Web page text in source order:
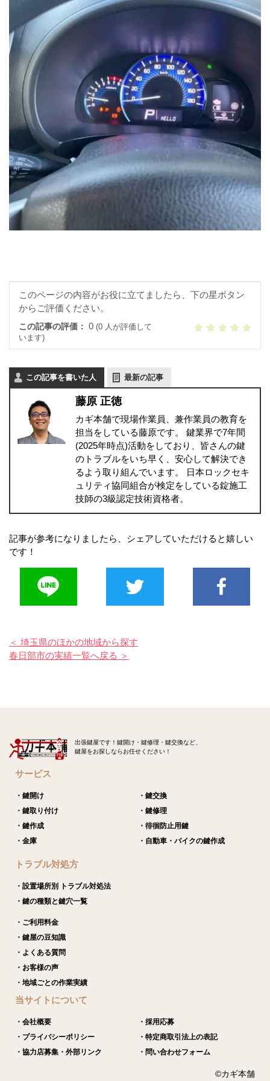
このページの内容がお役に立てましたら、下の星ボタン
からご評価ください。
この記事の評価： 0 (0 人が評価して
います)
この記事を書いた人 最新の記事
藤原 正徳
カギ本舗で現場作業員、兼作業員の教育を
担当をしている藤原です。 鍵業界で7年間
(2025年時点)活動をしており、皆さんの鍵
のトラブルをいち早く、安心して解決でき
るよう取り組んでいます。 日本ロックセキ
ュリティ協同組合が検定をしている錠施工
技師の3級認定技術資格者。
記事が参考になりましたら、シェアしていただけると嬉しい
です！
＜ 埼玉県のほかの地域から探す
春日部市の実績一覧へ戻る ＞
出張鍵屋です！鍵開け・鍵修理・鍵交換など、
鍵屋をお探しならお任せください！
サービス
・鍵開け
・鍵交換
・鍵取り付け
・鍵修理
・鍵作成
・徘徊防止用鍵
・金庫
・自動車・バイクの鍵作成
トラブル対処方
・設置場所別 トラブル対処法
・鍵の種類と鍵穴一覧
・ご利用料金
・鍵屋の豆知識
・よくある質問
・お客様の声
・地域ごとの作業実績
当サイトについて
・会社概要
・採用応募
・プライバシーポリシー
・特定商取引法上の表記
・協力店募集・外部リンク
・問い合わせフォーム
©カギ本舗